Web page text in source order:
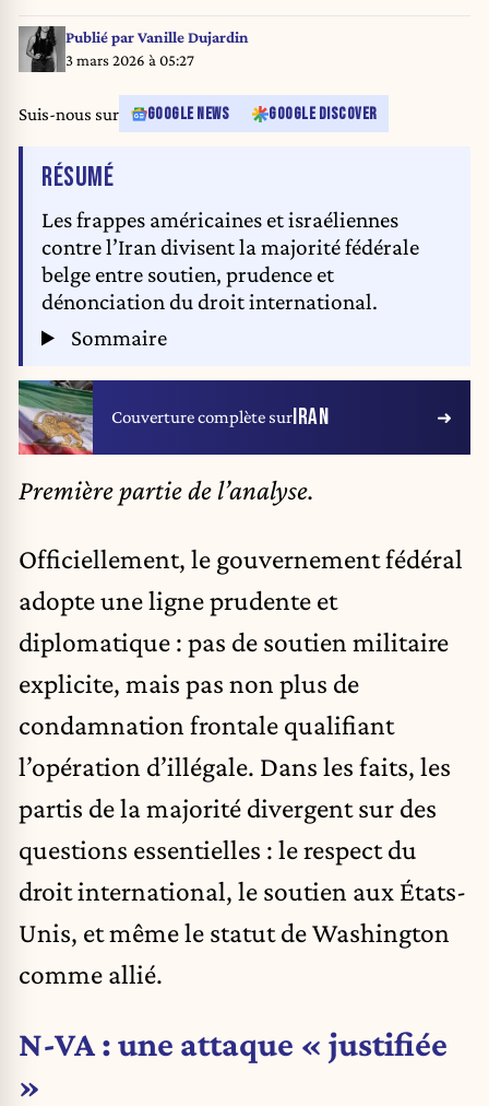
parlement in Brussel. BELGA FOTO BENOIT DOPPAGNE
Publié parVanille Dujardin
3 mars 2026 à 05:27
Suis-nous sur GOOGLE NEWS GOOGLE DISCOVER
RÉSUMÉDE L'ARTICLE
Les frappes américaines et israéliennes
contre l’Iran divisent la majorité fédérale
belge entre soutien, prudence et
dénonciation du droit international.
Sommaire
Couverture complète surIRAN
Première partie de l’analyse.
Officiellement, le gouvernement fédéral
adopte une ligne prudente et
diplomatique : pas de soutien militaire
explicite, mais pas non plus de
condamnation frontale qualifiant
l’opération d’illégale. Dans les faits, les
partis de la majorité divergent sur des
questions essentielles : le respect du
droit international, le soutien aux États-
Unis, et même le statut de Washington
comme allié.
N-VA : une attaque « justifiée
»